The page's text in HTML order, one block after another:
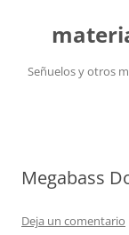
contenido
Señuelos y otros
Megabass
Deja un comentario